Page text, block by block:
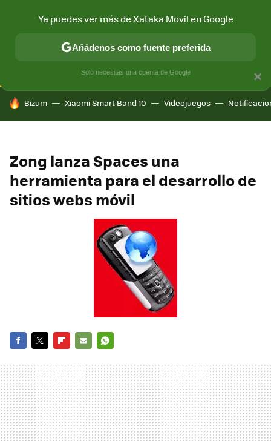
CONECTIVIDAD MÓVIL Y SOCIEDAD APLICACIONES
HOY SE HABLA DE
Bizum Xiaomi Smart Band 10 Videojuegos
Zong lanza Spaces una
herramienta para el desarrollo de
sitios webs móvil
MAIL
×
Ya puedes ver más de Xataka Movil en Google
Añádenos como fuente preferida
Solo necesitas una cuenta de Google